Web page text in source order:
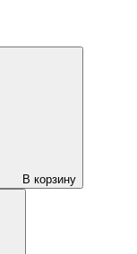
В корзину